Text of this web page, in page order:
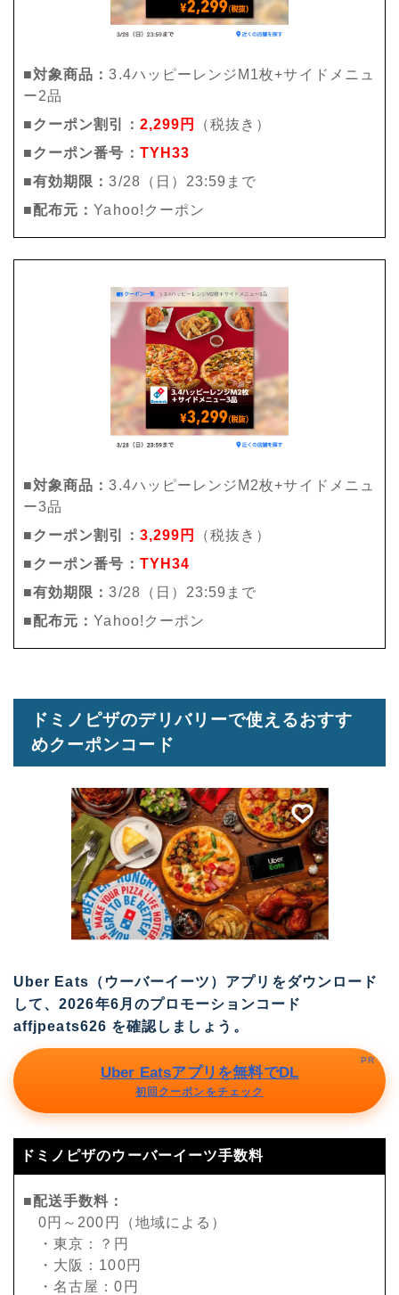
■対象商品：3.4ハッピーレンジM1枚+サイドメニュ
ー2品
■クーポン割引： 2,299円
（税抜き）
■クーポン番号： TYH33
■有効期限：3/28（日）23:59まで
■配布元： Yahoo!クーポン
■対象商品：3.4ハッピーレンジM2枚+サイドメニュ
ー3品
■クーポン割引： 3,299円
（税抜き）
■クーポン番号： TYH34
■有効期限：3/28（日）23:59まで
■配布元：Yahoo!クーポン
ドミノピザのデリバリーで使えるおすす
めクーポンコード
Uber Eats（ウーバーイーツ）アプリをダウンロード
して、2026年6月のプロモーションコード
affjpeats626 を確認しましょう。
Uber Eatsアプリを無料でDL
初回クーポンをチェック
PR
ドミノピザのウーバーイーツ手数料
■配送手数料：
0円～200円（地域による）
・東京：？円
・大阪：100円
・名古屋：0円